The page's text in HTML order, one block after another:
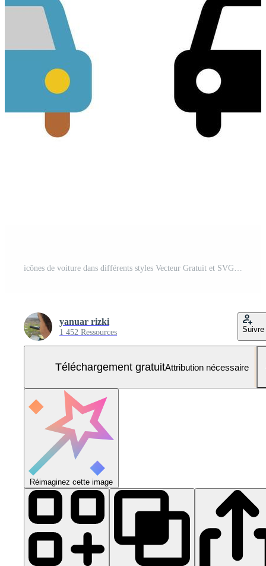
icônes de voiture dans différents styles Vecteur Gratuit et SVG Gratuit
yanuar rizki
1 452 Ressources Suivre
Téléchargement gratuitAttribution nécessaire
Réimaginez cette image